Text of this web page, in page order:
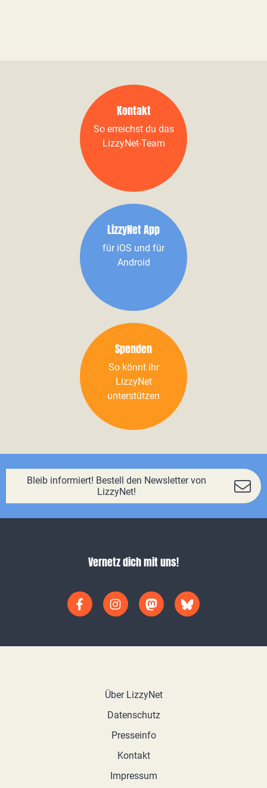
Kontakt
So erreichst du das
LizzyNet-Team
LizzyNet App
für iOS und für
Android
Spenden
So könnt ihr
LizzyNet
unterstützen
Bleib informiert! Bestell den Newsletter von
LizzyNet!
Vernetz dich mit uns!
Über LizzyNet
Datenschutz
Presseinfo
Kontakt
Impressum